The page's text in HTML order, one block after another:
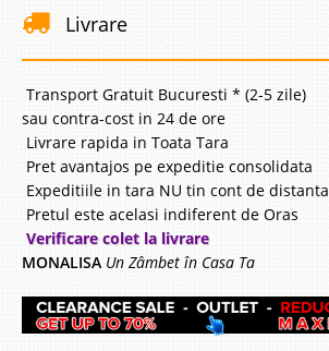
Livrare
Transport Gratuit Bucuresti * (2-5 zile)
sau contra-cost in 24 de ore
Livrare rapida in Toata Tara
Pret avantajos pe expeditie consolidata
Expeditiile in tara NU tin cont de distanta
Pretul este acelasi indiferent de Oras
Verificare colet la livrare
MONALISA Un Zâmbet în Casa Ta